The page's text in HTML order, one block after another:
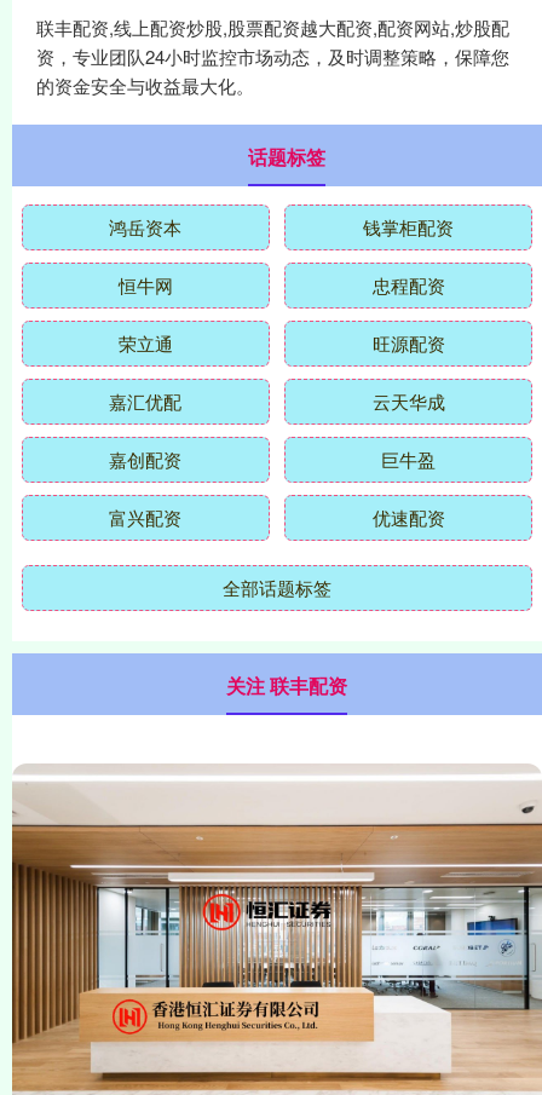
联丰配资,线上配资炒股,股票配资越大配资,配资网站,炒股配
资，专业团队24小时监控市场动态，及时调整策略，保障您
的资金安全与收益最大化。
话题标签
鸿岳资本 钱掌柜配资
恒牛网 忠程配资
荣立通 旺源配资
嘉汇优配 云天华成
嘉创配资 巨牛盈
富兴配资 优速配资
全部话题标签
关注 联丰配资